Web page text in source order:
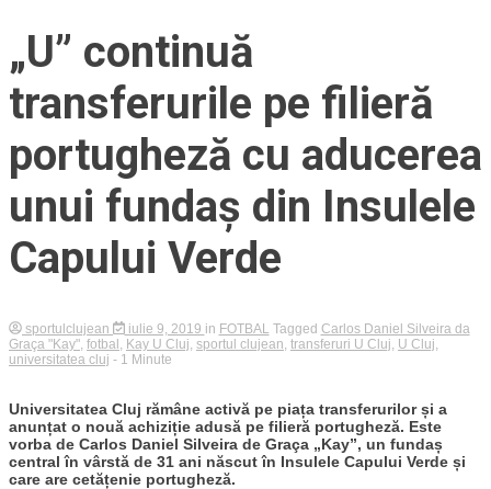
„U” continuă
transferurile pe filieră
portugheză cu aducerea
unui fundaș din Insulele
Capului Verde
sportulclujean iulie 9, 2019 in FOTBAL Tagged Carlos Daniel Silveira da
Graça "Kay" fotbal Kay U Cluj sportul clujean transferuri U Cluj U Cluj
universitatea cluj - 1 Minute
Universitatea Cluj rămâne activă pe piața transferurilor și a
anunțat o nouă achiziție adusă pe filieră portugheză. Este
vorba de Carlos Daniel Silveira de Graça „Kay”, un fundaș
central în vârstă de 31 ani născut în Insulele Capului Verde și
care are cetățenie portugheză.